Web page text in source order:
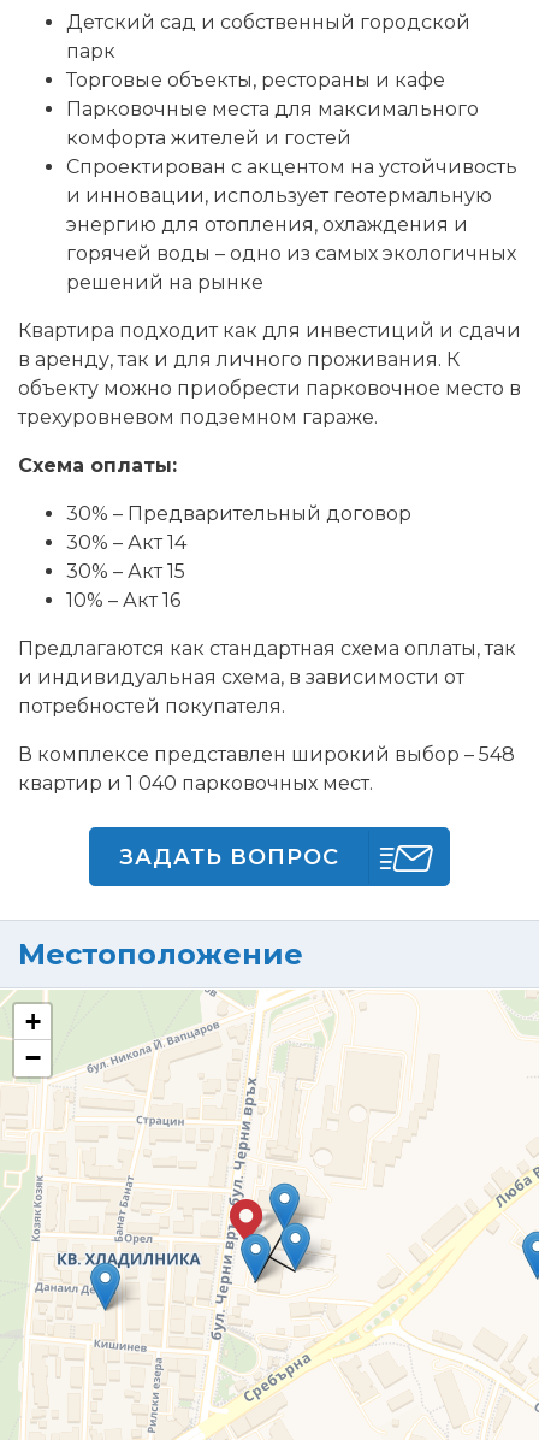
Детский сад и собственный городской
парк
Торговые объекты, рестораны и кафе
Парковочные места для максимального
комфорта жителей и гостей
Спроектирован с акцентом на устойчивость
и инновации, использует геотермальную
энергию для отопления, охлаждения и
горячей воды – одно из самых экологичных
решений на рынке
Квартира подходит как для инвестиций и сдачи
в аренду, так и для личного проживания. К
объекту можно приобрести парковочное место в
трехуровневом подземном гараже.
Схема оплаты:
30% – Предварительный договор
30% – Акт 14
30% – Акт 15
10% – Акт 16
Предлагаются как стандартная схема оплаты, так
и индивидуальная схема, в зависимости от
потребностей покупателя.
В комплексе представлен широкий выбор – 548
квартир и 1 040 парковочных мест.
ЗАДАТЬ ВОПРОС
Местоположение
+
−